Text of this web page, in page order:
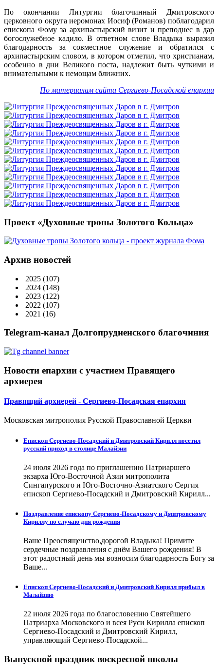
По окончании Литургии благочинный Дмитровского
церковного округа иеромонах Иосиф (Романов) поблагодарил
епископа Фому за архипастырский визит и преподнес в дар
богослужебное кадило. В ответном слове Владыка выразил
благодарность за совместное служение и обратился с
архипастырским словом, в котором отметил, что христианам,
особенно в дни Великого поста, надлежит быть чуткими и
внимательными к немощам ближних.
По материалам сайта Сергиево-Посадской епархии
Проект «Духовные тропы Золотого Кольца»
Архив новостей
2025 (107)
2024 (148)
2023 (122)
2022 (107)
2021 (16)
Telegram-канал Долгопрудненского благочиния
Новости епархии с участием Правящего
архиерея
Правящий архиерей - Сергиево-Посадская епархия
Московская митрополия Русской Православной Церкви
Епископ Сергиево-Посадский и Дмитровский Кирилл посетил
русский приход в столице Малайзии
24 июля 2026 года по приглашению Патриаршего
экзарха Юго-Восточной Азии митрополита
Сингапурского и Юго-Восточно-Азиатского Сергия
епископ Сергиево-Посадский и Дмитровский Кирилл...
Поздравление епископу Сергиево-Посадскому и Дмитровскому
Кириллу по случаю дня рождения
Ваше Преосвященство,дорогой Владыка! Примите
сердечные поздравления с днём Вашего рождения! В
этот радостный день мы возносим благодарность Богу за
Ваше...
Епископ Сергиево-Посадский и Дмитровский Кирилл прибыл в
Малайзию
22 июля 2026 года по благословению Святейшего
Патриарха Московского и всея Руси Кирилла епископ
Сергиево-Посадский и Дмитровский Кирилл,
управляющий Сергиево-Посадской...
Выпускной праздник воскресной школы